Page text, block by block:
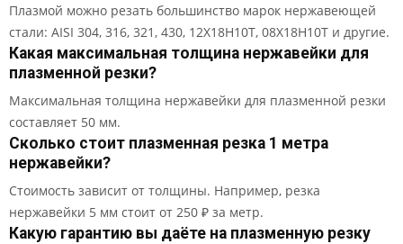
Плазмой можно резать большинство марок нержавеющей
стали: AISI 304, 316, 321, 430, 12Х18Н10Т, 08Х18Н10Т и другие.
Какая максимальная толщина нержавейки для
плазменной резки?
Максимальная толщина нержавейки для плазменной резки
составляет 50 мм.
Сколько стоит плазменная резка 1 метра
нержавейки?
Стоимость зависит от толщины. Например, резка
нержавейки 5 мм стоит от 250 ₽ за метр.
Какую гарантию вы даёте на плазменную резку